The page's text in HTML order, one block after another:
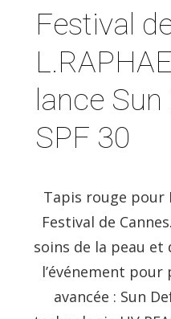
Festival
lance
SPF 30
Tapis rouge pour
Festival de
soins de la peau
l’événement
avancée : Sun